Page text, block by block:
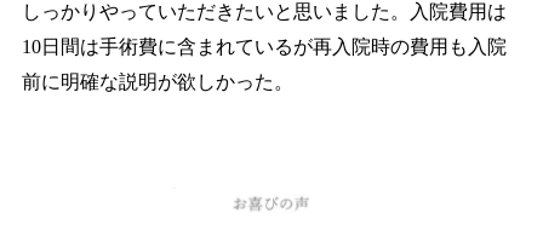
しっかりやっていただきたいと思いました。入院費用は
10日間は手術費に含まれているが再入院時の費用も入院
前に明確な説明が欲しかった。